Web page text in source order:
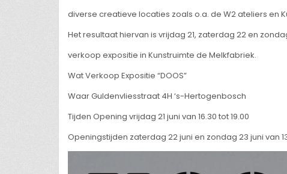
diverse creatieve locaties zoals o.a. de W2 ateliers en
Het resultaat hiervan is vrijdag 21, zaterdag 22 en
verkoop expositie in Kunstruimte de Melkfabriek.
Wat Verkoop Expositie “DOOS”
Waar Guldenvliesstraat 4H ‘s-Hertogenbosch
Tijden Opening vrijdag 21 juni van 16.30 tot 19.00
Openingstijden zaterdag 22 juni en zondag 23 juni van